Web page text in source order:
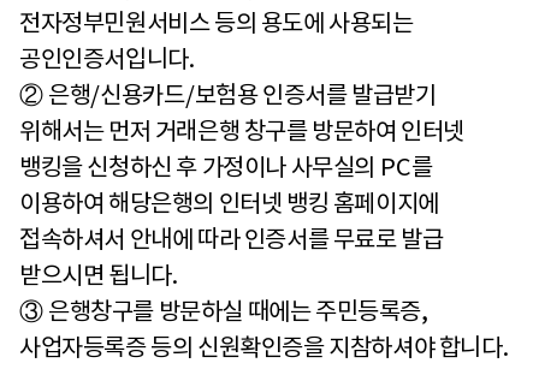
전자정부민원서비스 등의 용도에 사용되는
공인인증서입니다.
② 은행/신용카드/보험용 인증서를 발급받기
위해서는 먼저 거래은행 창구를 방문하여 인터넷
뱅킹을 신청하신 후 가정이나 사무실의 PC를
이용하여 해당은행의 인터넷 뱅킹 홈페이지에
접속하셔서 안내에 따라 인증서를 무료로 발급
받으시면 됩니다.
③ 은행창구를 방문하실 때에는 주민등록증,
사업자등록증 등의 신원확인증을 지참하셔야 합니다.